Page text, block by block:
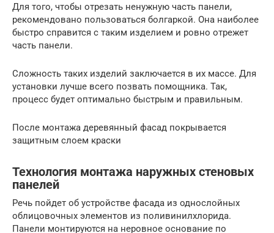
Для того, чтобы отрезать ненужную часть панели,
рекомендовано пользоваться болгаркой. Она наиболее
быстро справится с таким изделием и ровно отрежет
часть панели.
Сложность таких изделий заключается в их массе. Для
установки лучше всего позвать помощника. Так,
процесс будет оптимально быстрым и правильным.
После монтажа деревянный фасад покрывается
защитным слоем краски
Технология монтажа наружных стеновых
панелей
Речь пойдет об устройстве фасада из однослойных
облицовочных элементов из поливинилхлорида.
Панели монтируются на неровное основание по